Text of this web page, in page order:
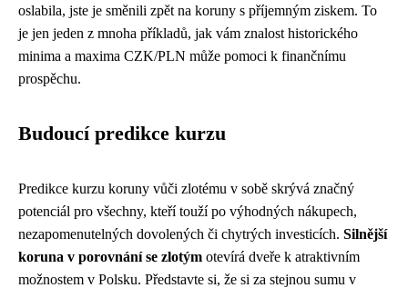
oslabila, jste je směnili zpět na koruny s příjemným ziskem. To
je jen jeden z mnoha příkladů, jak vám znalost historického
minima a maxima CZK/PLN může pomoci k finančnímu
prospěchu.
Budoucí predikce kurzu
Predikce kurzu koruny vůči zlotému v sobě skrývá značný
potenciál pro všechny, kteří touží po výhodných nákupech,
nezapomenutelných dovolených či chytrých investicích. Silnější
koruna v porovnání se zlotým otevírá dveře k atraktivním
možnostem v Polsku. Představte si, že si za stejnou sumu v